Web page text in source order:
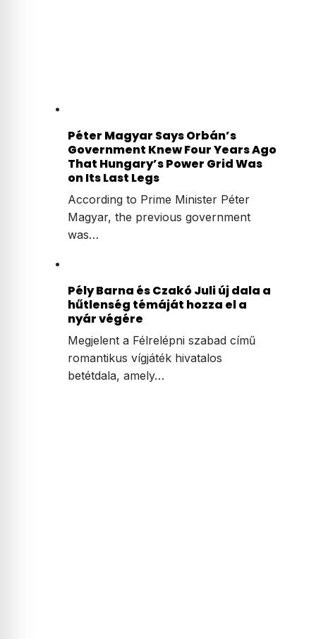
Péter Magyar Says Orbán’s
Government Knew Four Years Ago
That Hungary’s Power Grid Was
on Its Last Legs
According to Prime Minister Péter
Magyar, the previous government
was…
Pély Barna és Czakó Juli új dala a
hűtlenség témáját hozza el a
nyár végére
Megjelent a Félrelépni szabad című
romantikus vígjáték hivatalos
betétdala, amely…